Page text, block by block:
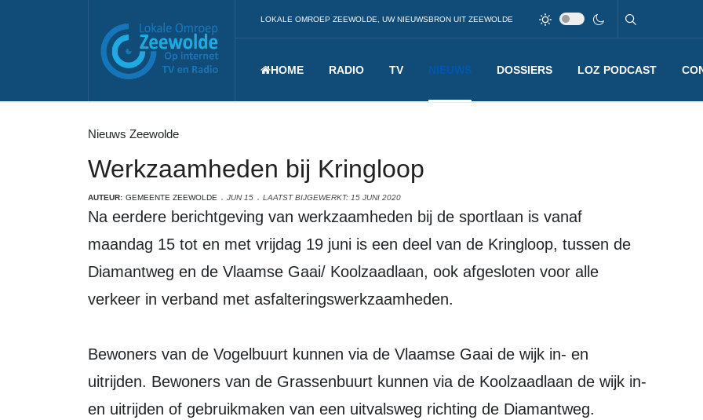
LOKALE OMROEP ZEEWOLDE, UW NIEUWSBRON UIT ZEEWOLDE
HOME RADIO TV NIEUWS DOSSIERS LOZ PODCAST
Nieuws Zeewolde
Werkzaamheden bij Kringloop
AUTEUR: GEMEENTE ZEEWOLDE JUN 15 LAATST BIJGEWERKT: 15 JUNI 2020
Na eerdere berichtgeving van werkzaamheden bij de sportlaan is vanaf
maandag 15 tot en met vrijdag 19 juni is een deel van de Kringloop, tussen de
Diamantweg en de Vlaamse Gaai/ Koolzaadlaan, ook afgesloten voor alle
verkeer in verband met asfalteringswerkzaamheden.
Bewoners van de Vogelbuurt kunnen via de Vlaamse Gaai de wijk in- en
uitrijden. Bewoners van de Grassenbuurt kunnen via de Koolzaadlaan de wijk in-
en uitrijden of gebruikmaken van een uitvalsweg richting de Diamantweg.